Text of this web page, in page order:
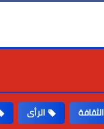
الثقافة الرأى